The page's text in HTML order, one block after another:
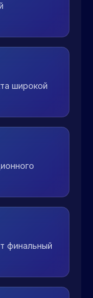
широкой
финальный